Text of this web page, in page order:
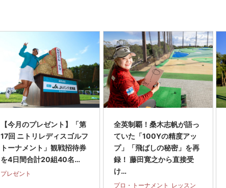
【今月のプレゼント】「第
17回 ニトリレディスゴルフ
トーナメント」観戦招待券
を4日間合計20組40名…
プレゼント
全英制覇！桑木志帆が語っ
ていた「100Yの精度アッ
プ」「飛ばしの秘密」を再
録！ 藤田寛之から直接受
け…
プロ・トーナメント レッスン